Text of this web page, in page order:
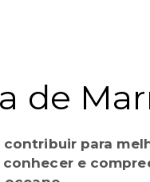
de
para
conhecer e